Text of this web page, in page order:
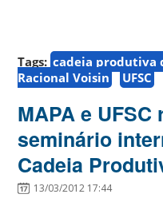
Tags: cadeia produtiva
Racional Voisin
UFSC
MAPA e UFSC
seminário
Cadeia
13/03/2012 17:44